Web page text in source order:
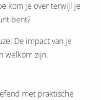
kom je over terwijl je
bent?
De impact van je
welkom zijn.
met praktische